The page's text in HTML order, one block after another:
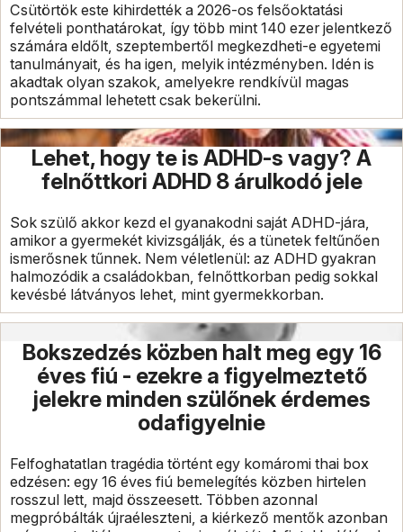
Csütörtök este kihirdették a 2026-os felsőoktatási
felvételi ponthatárokat, így több mint 140 ezer jelentkező
számára eldőlt, szeptembertől megkezdheti-e egyetemi
tanulmányait, és ha igen, melyik intézményben. Idén is
akadtak olyan szakok, amelyekre rendkívül magas
pontszámmal lehetett csak bekerülni.
Lehet, hogy te is ADHD-s vagy? A
felnőttkori ADHD 8 árulkodó jele
Sok szülő akkor kezd el gyanakodni saját ADHD-jára,
amikor a gyermekét kivizsgálják, és a tünetek feltűnően
ismerősnek tűnnek. Nem véletlenül: az ADHD gyakran
halmozódik a családokban, felnőttkorban pedig sokkal
kevésbé látványos lehet, mint gyermekkorban.
Bokszedzés közben halt meg egy 16
éves fiú - ezekre a figyelmeztető
jelekre minden szülőnek érdemes
odafigyelnie
Felfoghatatlan tragédia történt egy komáromi thai box
edzésen: egy 16 éves fiú bemelegítés közben hirtelen
rosszul lett, majd összeesett. Többen azonnal
megpróbálták újraéleszteni, a kiérkező mentők azonban